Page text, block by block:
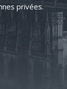
privées.